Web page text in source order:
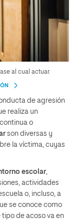
al cual actuar.
de agresión
realiza un
o
son diversas y
la víctima, cuyas
escolar
actividades
o, incluso, a
se conoce como
tipo de acoso va en